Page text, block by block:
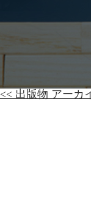
<< 出版物 アーカ